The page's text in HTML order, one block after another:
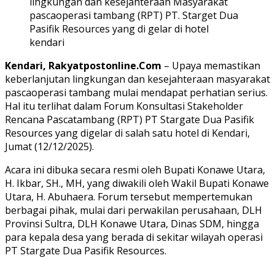
pascaoperasi tambang (RPT) PT. Starget Dua
Pasifik Resources yang di gelar di hotel
kendari
Kendari, Rakyatpostonline.Com – Upaya memastikan
keberlanjutan lingkungan dan kesejahteraan masyarakat
pascaoperasi tambang mulai mendapat perhatian serius.
Hal itu terlihat dalam Forum Konsultasi Stakeholder
Rencana Pascatambang (RPT) PT Stargate Dua Pasifik
Resources yang digelar di salah satu hotel di Kendari,
Jumat (12/12/2025).
Acara ini dibuka secara resmi oleh Bupati Konawe Utara,
H. Ikbar, SH., MH, yang diwakili oleh Wakil Bupati Konawe
Utara, H. Abuhaera. Forum tersebut mempertemukan
berbagai pihak, mulai dari perwakilan perusahaan, DLH
Provinsi Sultra, DLH Konawe Utara, Dinas SDM, hingga
para kepala desa yang berada di sekitar wilayah operasi
PT Stargate Dua Pasifik Resources.